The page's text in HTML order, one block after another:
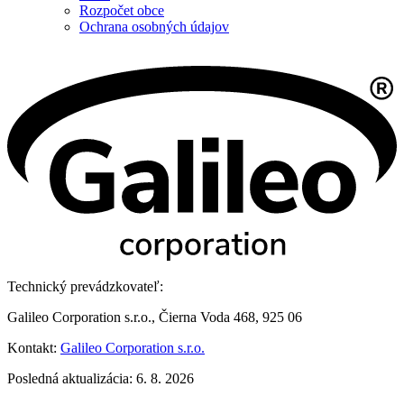
Rozpočet obce
Ochrana osobných údajov
Technický prevádzkovateľ:
Galileo Corporation s.r.o., Čierna Voda 468, 925 06
Kontakt: Galileo Corporation s.r.o.
Posledná aktualizácia: 6. 8. 2026